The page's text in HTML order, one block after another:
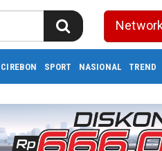
SPORT NASIONAL TREND